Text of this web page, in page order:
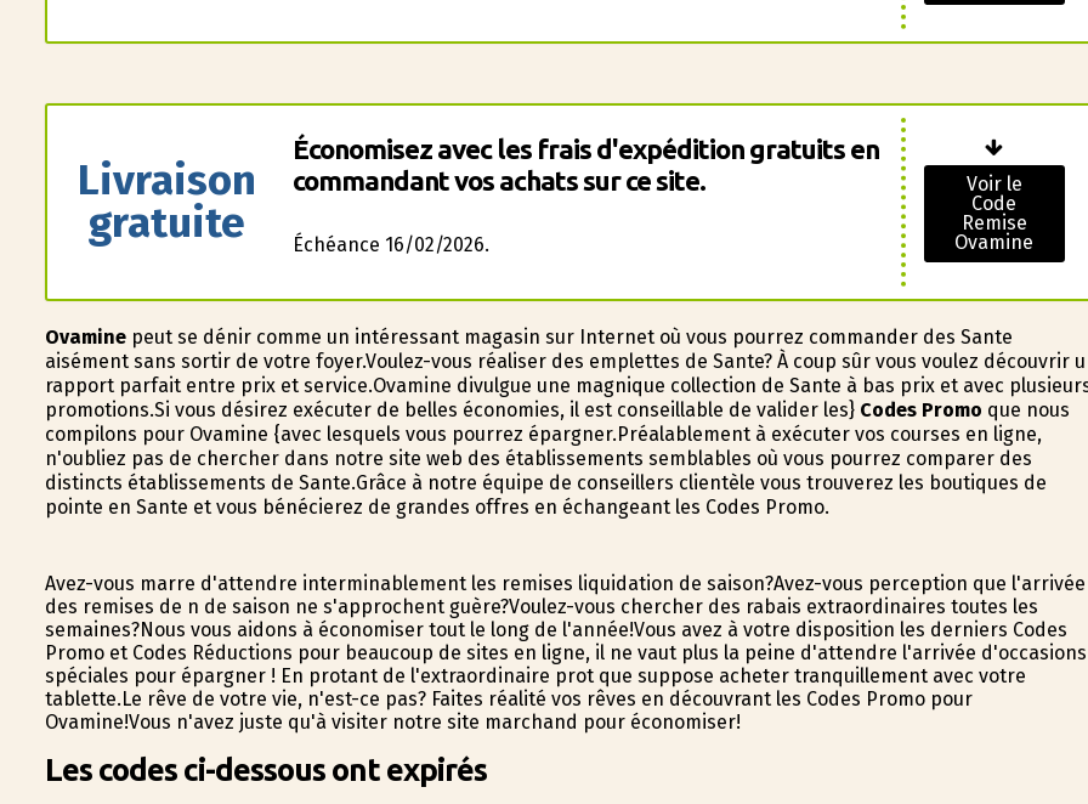
Livraison
gratuite
Économisez avec les frais d'expédition gratuits en
commandant vos achats sur ce site.
Échéance 16/02/2026.
Voir le
Code
Remise
Ovamine
Ovaminepeut se définir comme un intéressant magasin sur Internet où vous pourrez commander des Sante
aisément sans sortir de votre foyer.Voulez-vous réaliser des emplettes de Sante? À coup sûr vous voulez découvrir
rapport parfait entre prix et service.Ovamine divulgue une magnifique collection de Sante à bas prix et avec
promotions.Si vous désirez exécuter de belles économies, il est conseillable de valider les} Codes Promo que nous
compilons pour Ovamine {avec lesquels vous pourrez épargner.Préalablement à exécuter vos courses en ligne,
n'oubliez pas de chercher dans notre site web des établissements semblables où vous pourrez comparer des
distincts établissements de Sante.Grâce à notre équipe de conseillers clientèle vous trouverez les boutiques de
pointe en Sante et vous bénéficierez de grandes offres en échangeant les Codes Promo.
Avez-vous marre d'attendre interminablement les remises liquidation de saison?Avez-vous perception que l'arrivée
des remises de fin de saison ne s'approchent guère?Voulez-vous chercher des rabais extraordinaires toutes les
semaines?Nous vous aidons à économiser tout le long de l'année!Vous avez à votre disposition les derniers Codes
Promo et Codes Réductions pour beaucoup de sites en ligne, il ne vaut plus la peine d'attendre l'arrivée d'occasions
spéciales pour épargner ! En profitant de l'extraordinaire profit que suppose acheter tranquillement avec votre
tablette.Le rêve de votre vie, n'est-ce pas? Faites réalité vos rêves en découvrant les Codes Promo pour
Ovamine!Vous n'avez juste qu'à visiter notre site marchand pour économiser!
Les codes ci-dessous ont expirés